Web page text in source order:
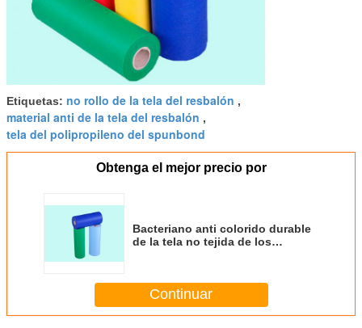
Etiquetas: no rollo de la tela del resbalón ,
material anti de la tela del resbalón ,
tela del polipropileno del spunbond
Obtenga el mejor precio por
Bacteriano anti colorido durable
de la tela no tejida de los
Continuar